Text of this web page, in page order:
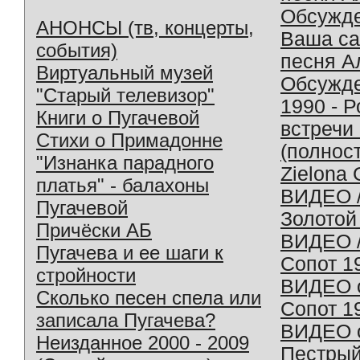
АНОНСЫ (тв, концерты,
события)
Виртуальный музей
"Старый телевизор"
Книги о Пугачевой
Стихи о Примадонне
"Изнанка парадного
платья" - балахоны
Пугачевой
Причёски АБ
Пугачева и ее шаги к
стройности
Сколько песен спела или
записала Пугачева?
Неизданное 2000 - 2009
Ваша
песня
1990 -
Zielona
ВИДЕО
ВИДЕО
Сопот
ВИДЕО
Сопот
ВИДЕО